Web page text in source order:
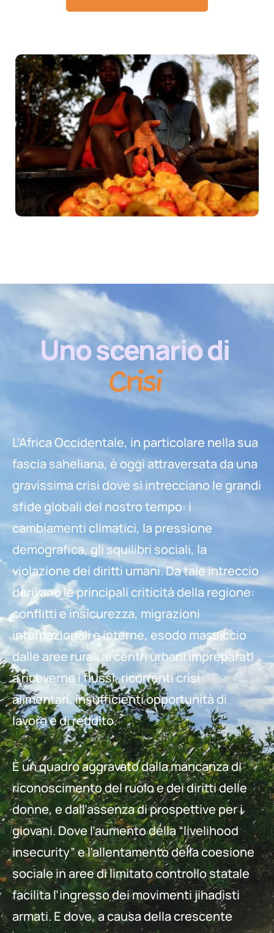
Uno scenario di
Crisi
L’Africa Occidentale, in particolare nella sua
fascia saheliana, è oggi attraversata da una
gravissima crisi dove si intrecciano le grandi
sfide globali del nostro tempo: i
cambiamenti climatici, la pressione
demografica, gli squilibri sociali, la
violazione dei diritti umani. Da tale intreccio
derivano le principali criticità della regione:
conflitti e insicurezza, migrazioni
internazionali e interne, esodo massiccio
dalle aree rurali ai centri urbani impreparati
a riceverne i flussi, ricorrenti crisi
alimentari, insufficienti opportunità di
lavoro e di reddito.
È un quadro aggravato dalla mancanza di
riconoscimento del ruolo e dei diritti delle
donne, e dall’assenza di prospettive per i
giovani. Dove l’aumento della “livelihood
insecurity” e l’allentamento della coesione
sociale in aree di limitato controllo statale
facilita l’ingresso dei movimenti jihadisti
armati. E dove, a causa della crescente